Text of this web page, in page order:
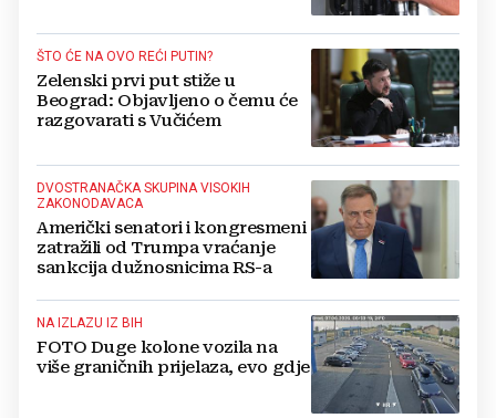
ŠTO ĆE NA OVO REĆI PUTIN?
Zelenski prvi put stiže u
Beograd: Objavljeno o čemu će
razgovarati s Vučićem
DVOSTRANAČKA SKUPINA VISOKIH
ZAKONODAVACA
Američki senatori i kongresmeni
zatražili od Trumpa vraćanje
sankcija dužnosnicima RS-a
NA IZLAZU IZ BIH
FOTO Duge kolone vozila na
više graničnih prijelaza, evo gdje